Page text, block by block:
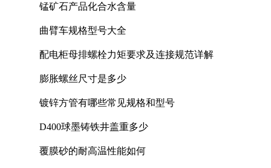
锰矿石产品化合水含量
曲臂车规格型号大全
配电柜母排螺栓力矩要求及连接规范详解
膨胀螺丝尺寸是多少
镀锌方管有哪些常见规格和型号
D400球墨铸铁井盖重多少
覆膜砂的耐高温性能如何